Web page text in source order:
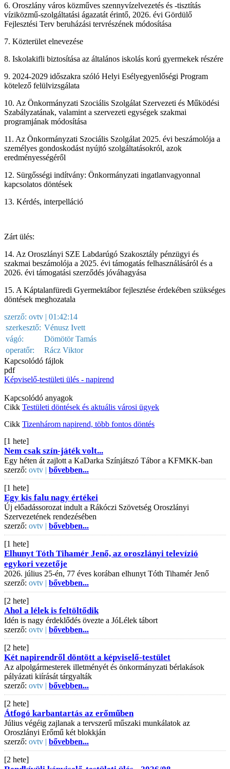
6. Oroszlány város közműves szennyvízelvezetés és -tisztítás
víziközmű-szolgáltatási ágazatát érintő, 2026. évi Gördülő
Fejlesztési Terv beruházási tervrészének módosítása
7. Közterület elnevezése
8. Iskolakifli biztosítása az általános iskolás korú gyermekek részére
9. 2024-2029 időszakra szóló Helyi Esélyegyenlőségi Program
kötelező felülvizsgálata
10. Az Önkormányzati Szociális Szolgálat Szervezeti és Működési
Szabályzatának, valamint a szervezeti egységek szakmai
programjának módosítása
11. Az Önkormányzati Szociális Szolgálat 2025. évi beszámolója a
személyes gondoskodást nyújtó szolgáltatásokról, azok
eredményességéről
12. Sürgősségi indítvány: Önkormányzati ingatlanvagyonnal
kapcsolatos döntések
13. Kérdés, interpelláció
Zárt ülés:
14. Az Oroszlányi SZE Labdarúgó Szakosztály pénzügyi és
szakmai beszámolója a 2025. évi támogatás felhasználásáról és a
2026. évi támogatási szerződés jóváhagyása
15. A Káptalanfüredi Gyermektábor fejlesztése érdekében szükséges
döntések meghozatala
szerző: ovtv | 01:42:14
szerkesztő: Vénusz Ivett
vágó:
Dömötör Tamás
operatőr:
Rácz Viktor
Kapcsolódó fájlok
pdf
Képviselő-testületi ülés - napirend
Kapcsolódó anyagok
Cikk Testületi döntések és aktuális városi ügyek
Cikk Tizenhárom napirend, több fontos döntés
[1 hete]
Nem csak szín-játék volt...
Egy héten át zajlott a KaDarka Színjátszó Tábor a KFMKK-ban
szerző: ovtv | bővebben...
[1 hete]
Egy kis falu nagy értékei
Új előadássorozat indult a Rákóczi Szövetség Oroszlányi
Szervezetének rendezésében
szerző: ovtv | bővebben...
[1 hete]
Elhunyt Tóth Tihamér Jenő, az oroszlányi televízió
egykori vezetője
2026. július 25-én, 77 éves korában elhunyt Tóth Tihamér Jenő
szerző: ovtv | bővebben...
[2 hete]
Ahol a lélek is feltöltődik
Idén is nagy érdeklődés övezte a JóLélek tábort
szerző: ovtv | bővebben...
[2 hete]
Két napirendről döntött a képviselő-testület
Az alpolgármesterek illetményét és önkormányzati bérlakások
pályázati kiírását tárgyalták
szerző: ovtv | bővebben...
[2 hete]
Átfogó karbantartás az erőműben
Július végéig zajlanak a tervszerű műszaki munkálatok az
Oroszlányi Erőmű két blokkján
szerző: ovtv | bővebben...
[2 hete]